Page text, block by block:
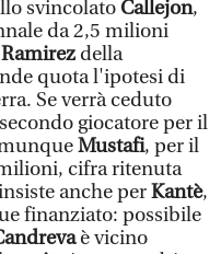
svincolato Callejon,
da 2,5 milioni
della
quota l'ipotesi di
Se verrà ceduto
giocatore per il
Mustafi, per il
cifra ritenuta
anche perKantè,
finanziato: possibile
è vicino